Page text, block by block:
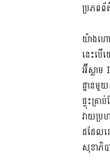
ប្រភពព័
យ៉ាងហោ
នេះបើ
អ៊ីស្លាម
ដ្ឋានមួ
ផ្ទុះគ្រ
វាយប្រ
ដដែលន
សុខាភិ